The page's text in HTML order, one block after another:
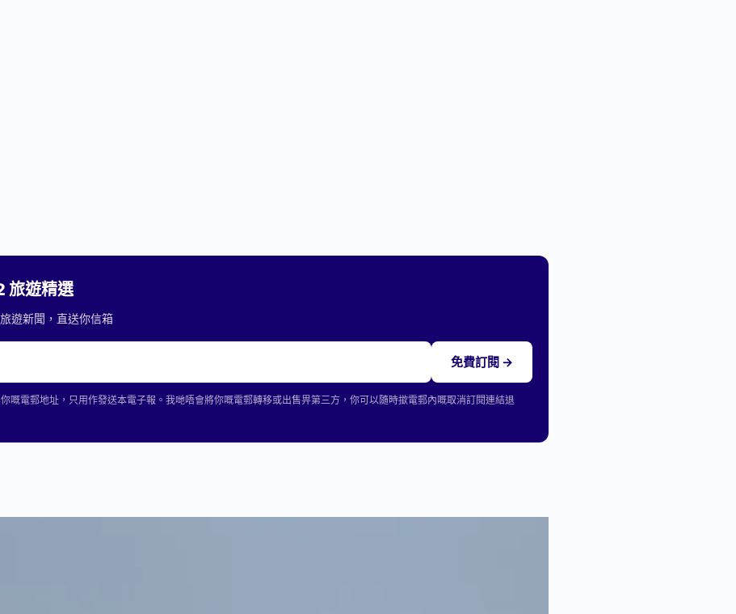
旅遊精選
遊新聞，直送你信箱
免費訂閱 →
嘅電郵地址，只用作發送本電子報。我哋唔會將你嘅電郵轉移或出售畀第三方，你可以隨時撳電郵內嘅取消訂閱連結退